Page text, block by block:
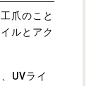
爪のこと
ルとアク
UVライ